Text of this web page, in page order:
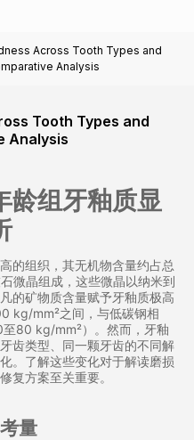
Across Tooth Types and
Analysis
Tooth Types and
Analysis
龄组牙釉质显
的组织，其无机物含量约占总
微晶组成，这些微晶以纳米到
的矿物质含量赋予牙釉质极高
kg/mm²之间，与低碳钢相
80 kg/mm²）。然而，牙釉
齿类型、同一颗牙齿的不同解
。了解这些变化对于解读磨损
复方案至关重要。
量